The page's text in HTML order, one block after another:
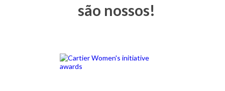
são nossos!